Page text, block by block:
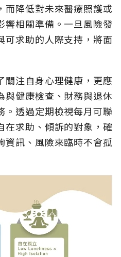
而降低對未來醫療照護或
響相關準備。一旦風險發
可求助的人際支持，將面
關注自身心理健康，更應
與健康檢查、財務與退休
。透過定期檢視每月可聯
在求助、傾訴的對象，確
資訊、風險來臨時不會孤